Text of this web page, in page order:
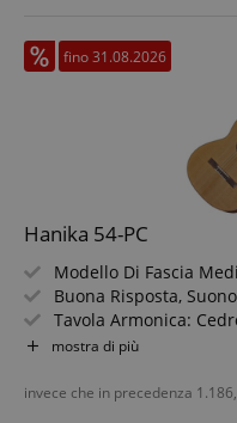
fino 31.08.2026
Hanika 54-PC
Modello Di Fascia
Buona Risposta,
Tavola Armonica:
Fondo E Fasce:
Tastiera: Ebano
mostra di più
invece che in precedenza